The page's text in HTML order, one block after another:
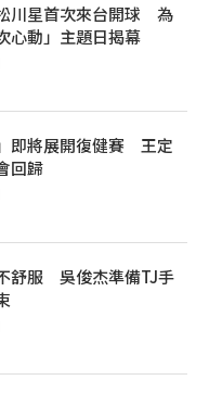
川星首次來台開球 為
心動」主題日揭幕
即將展開復健賽 王定
回歸
舒服 吳俊杰準備TJ手